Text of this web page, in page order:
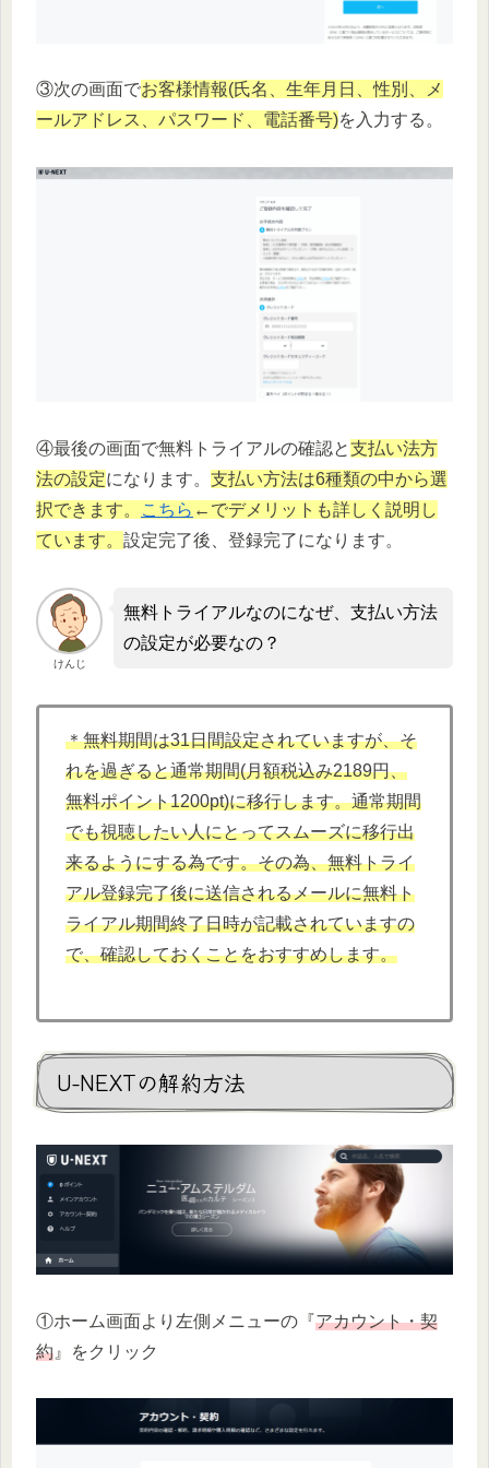
③次の画面でお客様情報(氏名、生年月日、性別、メ
ールアドレス、パスワード、電話番号)を入力する。
④最後の画面で無料トライアルの確認と支払い法方
法の設定になります。 支払い方法は6種類の中から選
択できます。
こちら ←でデメリットも詳しく説明し
ています。 設定完了後、登録完了になります。
けんじ
無料トライアルなのになぜ、支払い方法
の設定が必要なの？
＊無料期間は31日間設定されていますが、そ
れを過ぎると通常期間(月額税込み2189円、
無料ポイント1200pt)に移行します。通常期間
でも視聴したい人にとってスムーズに移行出
来るようにする為です。その為、無料トライ
アル登録完了後に送信されるメールに無料ト
ライアル期間終了日時が記載されていますの
で、確認しておくことをおすすめします。
U-NEXTの解約方法
①ホーム画面より左側メニューの『アカウント・契
約 』をクリック